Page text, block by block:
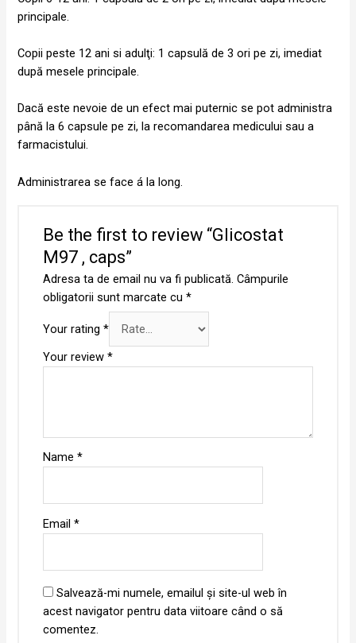
principale.
Copii peste 12 ani si adulţi: 1 capsulă de 3 ori pe zi, imediat
după mesele principale.
Dacă este nevoie de un efect mai puternic se pot administra
până la 6 capsule pe zi, la recomandarea medicului sau a
farmacistului.
Administrarea se face á la long.
Be the first to review “Glicostat
M97 , caps”
Adresa ta de email nu va fi publicată. Câmpurile
obligatorii sunt marcate cu *
Your rating *
Your review *
Name *
Email *
Salvează-mi numele, emailul și site-ul web în
acest navigator pentru data viitoare când o să
comentez.